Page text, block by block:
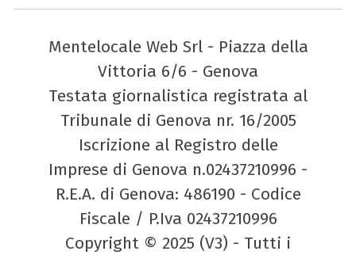
Mentelocale Web Srl - Piazza della
Vittoria 6/6 - Genova
Testata giornalistica registrata al
Tribunale di Genova nr. 16/2005
Iscrizione al Registro delle
Imprese di Genova n.02437210996 -
R.E.A. di Genova: 486190 - Codice
Fiscale / P.Iva 02437210996
Copyright © 2025 (V3) - Tutti i